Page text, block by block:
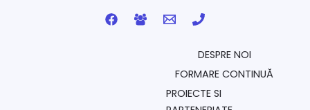
DESPRE NOI
FORMARE CONTINUĂ
PROIECTE SI